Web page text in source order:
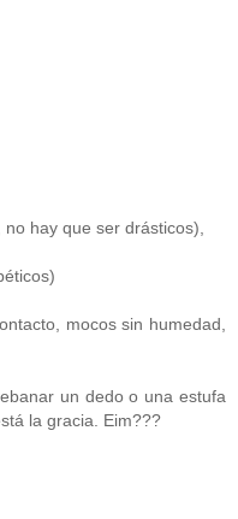
hay que ser drásticos),
mocos sin humedad,
un dedo o una estufa
la gracia. Eim???